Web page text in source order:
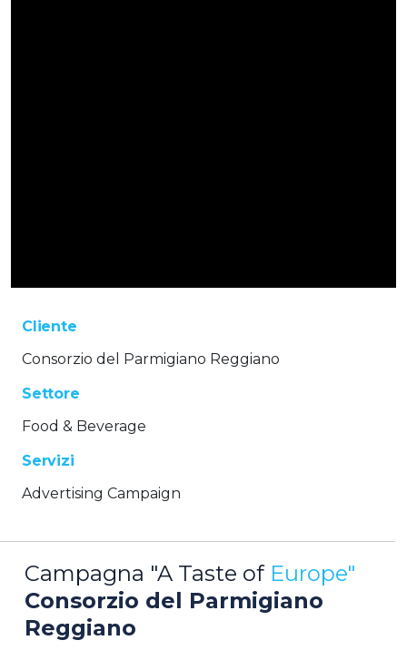
Cliente
Consorzio del Parmigiano Reggiano
Settore
Food & Beverage
Servizi
Advertising Campaign
Campagna "A Taste of Europe"
Consorzio del Parmigiano
Reggiano